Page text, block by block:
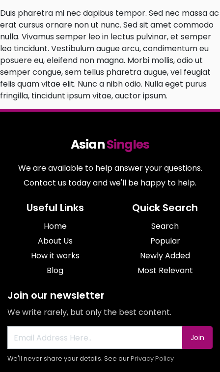
Duis pharetra mi nec dapibus tempor. Sed nec massa ac
erat cursus ornare non ut nunc. Sed sit amet commodo
nulla. Vivamus semper leo in lectus pulvinar, et semper
leo tincidunt. Vestibulum augue arcu, condimentum eu
posuere eu, eleifend non magna. Morbi mollis, odio ut
semper congue, sem tellus pharetra augue, vel feugiat
felis quam vitae elit. Nunc a nibh odio. Nulla eget purus
fringilla, tincidunt ipsum vitae, auctor ipsum.
AsianSingles
We are available to help answer your questions.
Contact us today and we'll be happy to help.
Useful Links
Home
About Us
How it works
Blog
Quick Search
Search
Popular
Newly Added
Most Relevant
Join our newsletter
We write rarely, but only the best content.
Join
We'll never share your details. See ourPrivacy Policy